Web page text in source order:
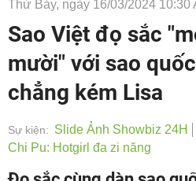
Thứ Bảy, ngày 16/03/2024 10:30
Sao Việt đọ sắc
mười" với sao
chẳng kém Lisa
Sự kiện: Slide Ảnh Showbiz 24H
Chi Pu: Hotgirl đa zi năng